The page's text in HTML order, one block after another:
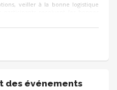
veiller à la bonne logistique
: suivre les questionnaires de
pour analyser les retours et
des événements